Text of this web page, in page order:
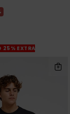
25% EXTRA